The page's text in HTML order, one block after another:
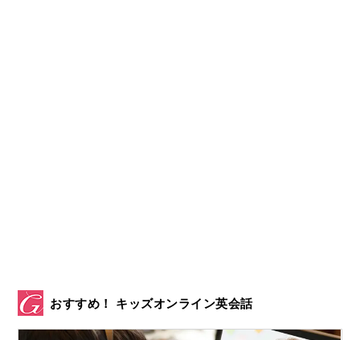
おすすめ！ キッズオンライン英会話